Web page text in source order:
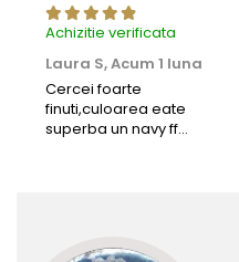
Achizitie verificata
Laura S,Acum 1 luna
Cercei foarte
finuti,culoarea eate
superba un navy ff